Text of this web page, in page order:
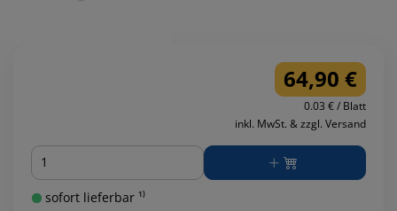
64,90 €
0.03 € / Blatt
inkl. MwSt. & zzgl. Versand
Menge
sofort lieferbar ¹⁾